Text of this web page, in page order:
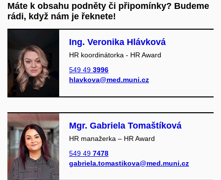
Máte k obsahu podněty či připomínky? Budeme
rádi, když nám je řeknete!
Ing. Veronika Hlávková
HR koordinátorka - HR Award
549 49 3996
hlavkova@med.muni.cz
Mgr. Gabriela Tomaštíková
HR manažerka – HR Award
549 49 7478
gabriela.tomastikova@med.muni.cz